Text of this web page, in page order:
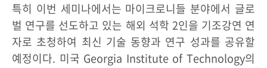
특히 이번 세미나에서는 마이크로니들 분야에서 글로
벌 연구를 선도하고 있는 해외 석학 2인을 기조강연 연
자로 초청하여 최신 기술 동향과 연구 성과를 공유할
예정이다. 미국 Georgia Institute of Technology의